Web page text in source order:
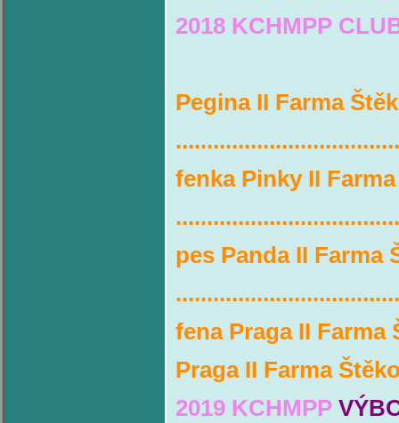
2018 KCHMPP
Pegina II Farma
fenka Pinky II
pes Panda II Farma
fena Praga II Farma
Praga II Farma
2019 KCHMPP